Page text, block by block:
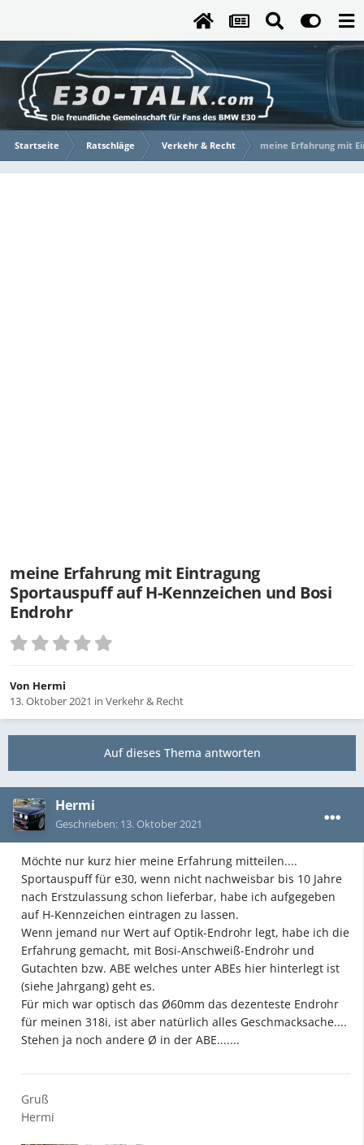
Startseite Ratschläge Verkehr & Recht meine Erfahrung mit
meine Erfahrung mit Eintragung
Sportauspuff auf H-Kennzeichen und Bosi
Endrohr
Von Hermi
13. Oktober 2021 in Verkehr & Recht
Auf dieses Thema antworten
Hermi
Geschrieben: 13. Oktober 2021
Möchte nur kurz hier meine Erfahrung mitteilen....
Sportauspuff für e30, wenn nicht nachweisbar bis 10 Jahre
nach Erstzulassung schon lieferbar, habe ich aufgegeben
auf H-Kennzeichen eintragen zu lassen.
Wenn jemand nur Wert auf Optik-Endrohr legt, habe ich die
Erfahrung gemacht, mit Bosi-Anschweiß-Endrohr und
Gutachten bzw. ABE welches unter ABEs hier hinterlegt ist
(siehe Jahrgang) geht es.
Für mich war optisch das Ø60mm das dezenteste Endrohr
für meinen 318i, ist aber natürlich alles Geschmacksache....
Stehen ja noch andere Ø in der ABE.......
Gruß
Hermi